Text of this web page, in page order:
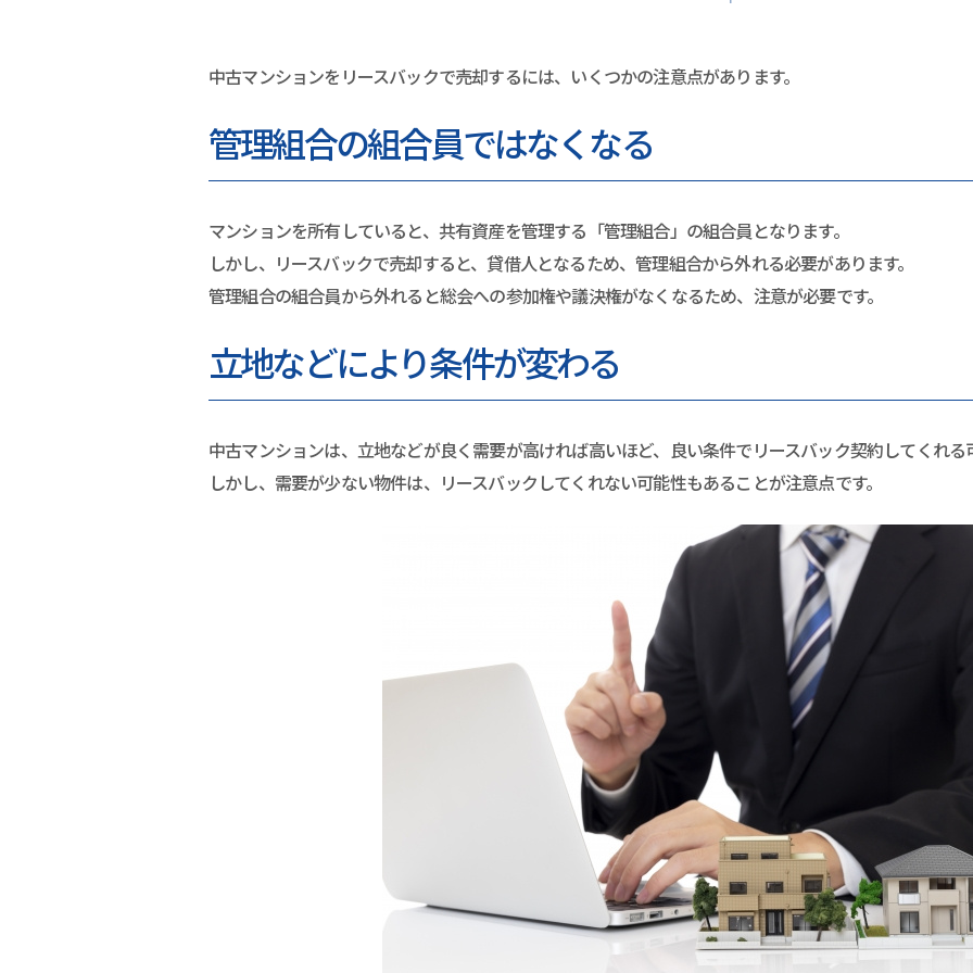
中古マンションをリースバックで売却するには、いくつかの注意点があります。
管理組合の組合員ではなくなる
マンションを所有していると、共有資産を管理する「管理組合」の組合員となります。
しかし、リースバックで売却すると、貸借人となるため、管理組合から外れる必要があります。
管理組合の組合員から外れると総会への参加権や議決権がなくなるため、注意が必要です。
立地などにより条件が変わる
中古マンションは、立地などが良く需要が高ければ高いほど、良い条件でリースバック契約してくれる
しかし、需要が少ない物件は、リースバックしてくれない可能性もあることが注意点です。